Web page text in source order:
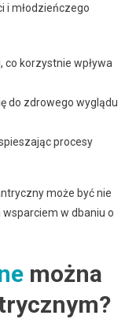
i młodzieńczego
korzystnie wpływa
do zdrowego wyglądu
procesy
może być nie
w dbaniu o
można